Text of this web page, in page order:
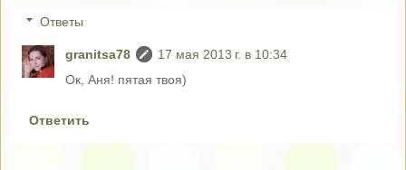
Ответы
granitsa78
17 мая 2013 г. в 10:34
Ок, Аня! пятая твоя)
Ответить